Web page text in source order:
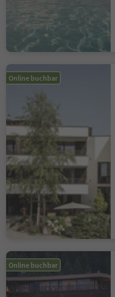
Online buchbar
Online buchbar